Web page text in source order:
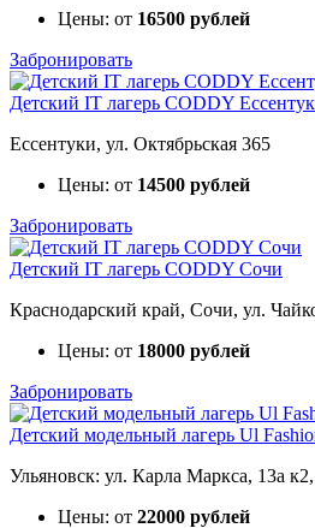
Цены: от 16500 рублей
Забронировать
Детский IT лагерь CODDY
Ессентуки, ул. Октябрьская 365
Цены: от 14500 рублей
Забронировать
Детский IT лагерь CODDY Сочи
Краснодарский край, Сочи, ул.
Цены: от 18000 рублей
Забронировать
Детский модельный лагерь Ul
Ульяновск: ул. Карла Маркса, 13а
Цены: от 22000 рублей